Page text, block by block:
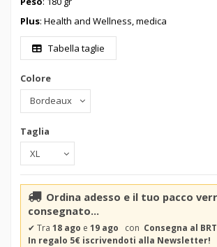
Plus: Health and Wellness, medica
Tabella taglie
Colore
Taglia
Ordina adesso e il tuo pacco
consegnato...
✔ Tra 18 ago e 19 ago con Consegna al
In regalo 5€ iscrivendoti alla Newsletter!